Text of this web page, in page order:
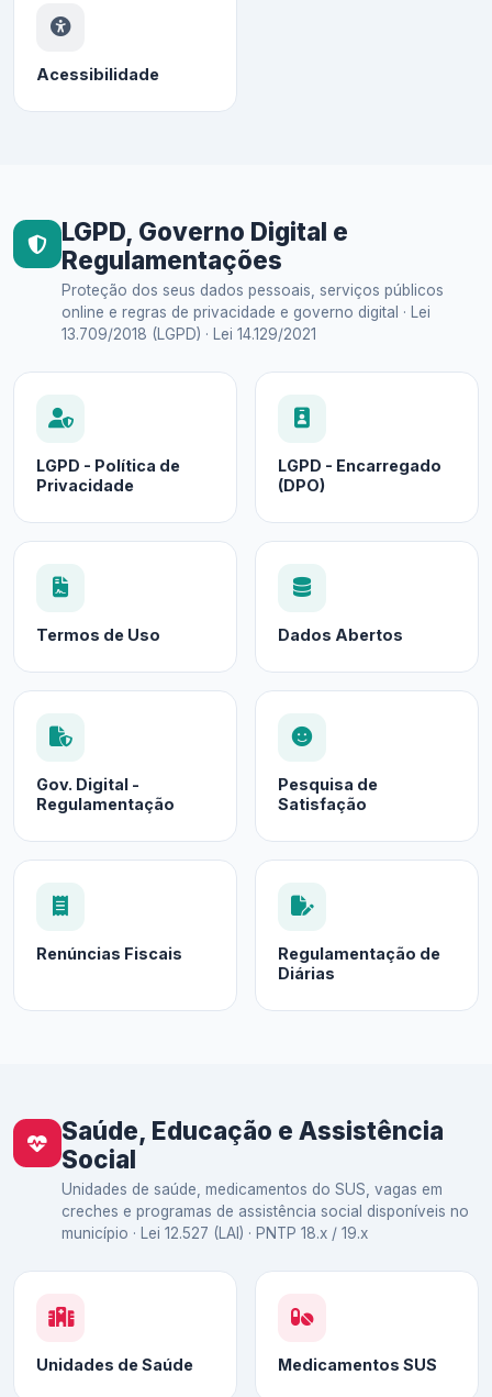
Acessibilidade
LGPD, Governo Digital e
Regulamentações
Proteção dos seus dados pessoais, serviços públicos
online e regras de privacidade e governo digital · Lei
13.709/2018 (LGPD) · Lei 14.129/2021
LGPD - Política de
Privacidade
LGPD - Encarregado
(DPO)
Termos de Uso Dados Abertos
Gov. Digital -
Regulamentação
Pesquisa de
Satisfação
Renúncias Fiscais
Regulamentação de
Diárias
Saúde, Educação e Assistência
Social
Unidades de saúde, medicamentos do SUS, vagas em
creches e programas de assistência social disponíveis no
município · Lei 12.527 (LAI) · PNTP 18.x / 19.x
Unidades de Saúde Medicamentos SUS